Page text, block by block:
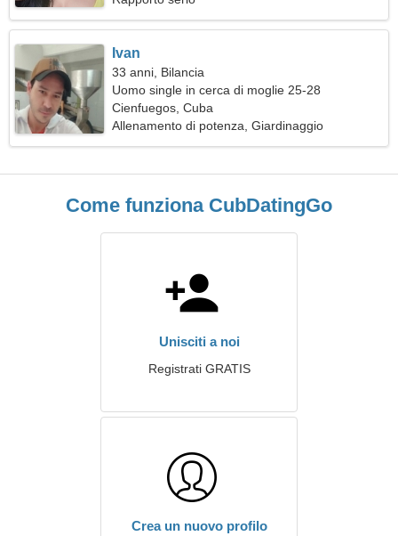
Ivan
33 anni, Bilancia
Uomo single in cerca di moglie 25-28
Cienfuegos, Cuba
Allenamento di potenza, Giardinaggio
Come funziona CubDatingGo
Unisciti a noi
Registrati GRATIS
Crea un nuovo profilo